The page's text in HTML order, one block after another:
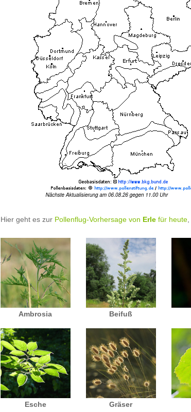
Hier geht es zur Pollenflug-Vorhersage von Erle für heute
Ambrosia Beifuß
Esche Gräser